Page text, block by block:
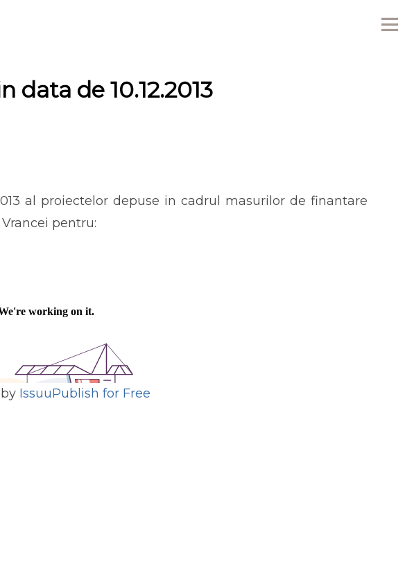
data de 10.12.2013
al proiectelor depuse in cadrul masurilor de finantare
pentru:
IssuuPublish for Free